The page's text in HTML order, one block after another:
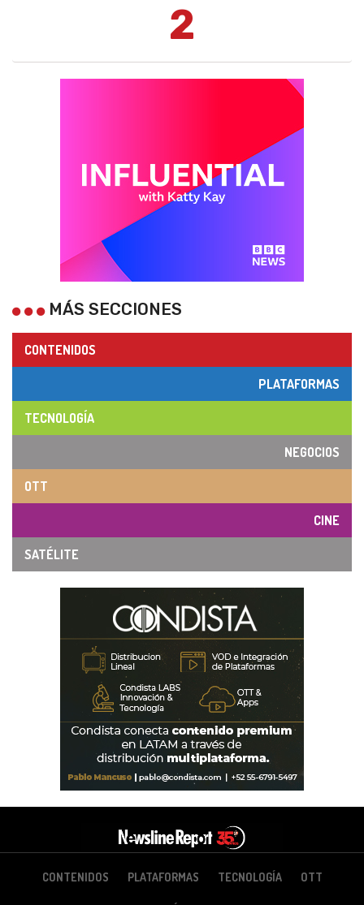
2
MÁS SECCIONES
CONTENIDOS
PLATAFORMAS
TECNOLOGÍA
NEGOCIOS
OTT
CINE
SATÉLITE
CONTENIDOS PLATAFORMAS TECNOLOGÍA OTT